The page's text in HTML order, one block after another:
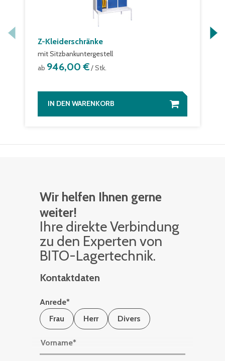
Z-Kleiderschränke
mit Sitzbankuntergestell
ab 946,00 €/ Stk.
IN DEN WARENKORB
Wir helfen Ihnen gerne
weiter!
Ihre di­rek­te Ver­bin­dung
zu den Ex­per­ten von
BITO-La­ger­tech­nik.
Kontaktdaten
Anrede*
Frau
Herr Divers
Vorname*